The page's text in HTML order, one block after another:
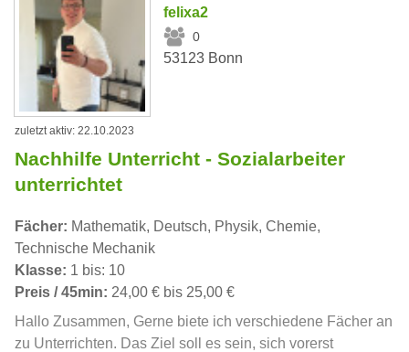
felixa2
0
53123 Bonn
zuletzt aktiv: 22.10.2023
Nachhilfe Unterricht - Sozialarbeiter
unterrichtet
Fächer: Mathematik, Deutsch, Physik, Chemie,
Technische Mechanik
Klasse: 1 bis: 10
Preis / 45min: 24,00 € bis 25,00 €
Hallo Zusammen, Gerne biete ich verschiedene Fächer an
zu Unterrichten. Das Ziel soll es sein, sich vorerst